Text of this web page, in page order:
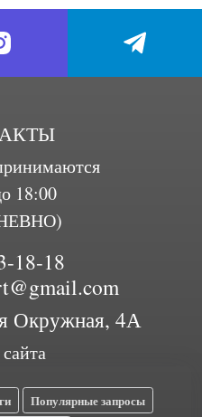
18:00
18-18
Окружная, 4А
Популярные запросы